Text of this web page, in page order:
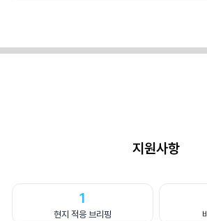
지원사항
1
현지 적응 브리핑